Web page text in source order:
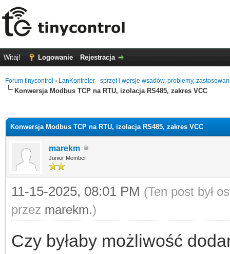
Witaj! Logowanie Rejestracja
Forum tinycontrol › LanKontroler - sprzęt i wersje wsadów, problemy,
Konwersja Modbus TCP na RTU, izolacja RS485, zakres VCC
Konwersja Modbus TCP na RTU, izolacja RS485, zakres VCC
marekm
Junior Member
11-15-2025, 08:01 PM (Ten post był
przez marekm.)
Czy byłaby możliwość